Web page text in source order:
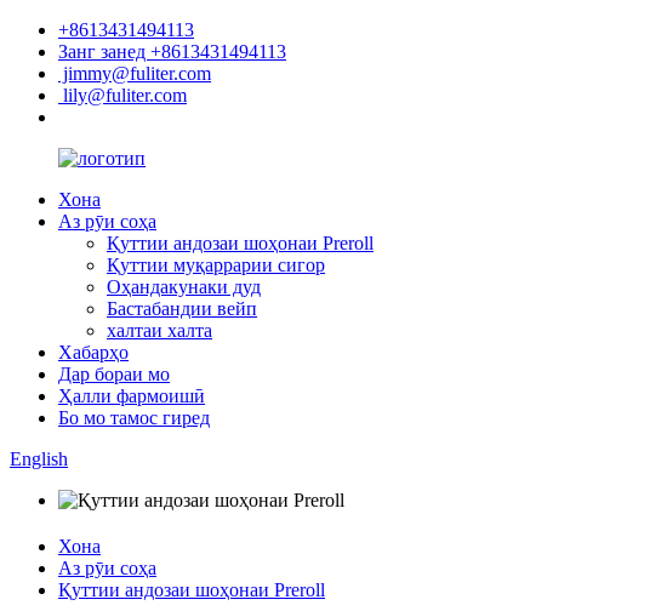
+8613431494113
Занг занед +8613431494113
jimmy@fuliter.com
lily@fuliter.com
Хона
Аз рӯи соҳа
Қуттии андозаи шоҳонаи Preroll
Қуттии муқаррарии сигор
Оҳандакунаки дуд
Бастабандии вейп
халтаи халта
Хабарҳо
Дар бораи мо
Ҳалли фармоишӣ
Бо мо тамос гиред
English
Хона
Аз рӯи соҳа
Қуттии андозаи шоҳонаи Preroll